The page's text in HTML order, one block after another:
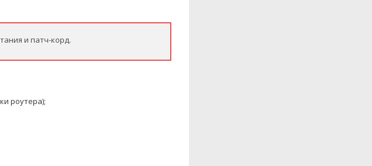
и патч-корд.
роутера);